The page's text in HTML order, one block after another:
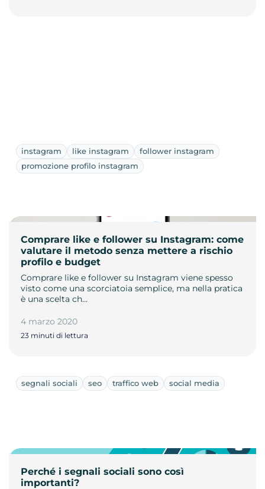
instagram like instagram
follower instagram
promozione profilo instagram
Comprare like e follower su Instagram: come
valutare il metodo senza mettere a rischio
profilo e budget
Comprare like e follower su Instagram viene spesso
visto come una scorciatoia semplice, ma nella pratica
è una scelta ch…
4 marzo 2020
23 minuti di lettura
segnali sociali seo traffico web social media
Perché i segnali sociali sono così
importanti?